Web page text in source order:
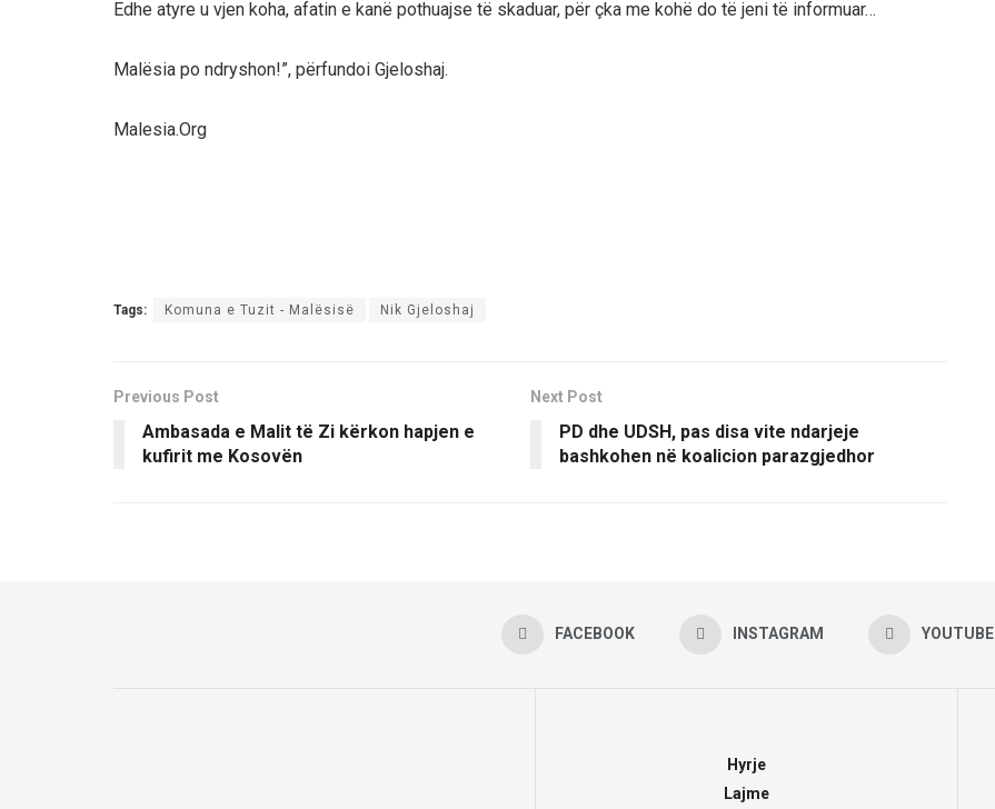
Edhe atyre u vjen koha, afatin e kanë pothuajse të skaduar, për çka me kohë do të jeni të informuar…
Malësia po ndryshon!”, përfundoi Gjeloshaj.
Malesia.Org
Tags: Komuna e Tuzit - Malësisë Nik Gjeloshaj
Previous Post
Ambasada e Malit të Zi kërkon hapjen e
kufirit me Kosovën
Next Post
PD dhe UDSH, pas disa vite ndarjeje
bashkohen në koalicion parazgjedhor
FACEBOOK INSTAGRAM YOUTUBE
Hyrje
Lajme